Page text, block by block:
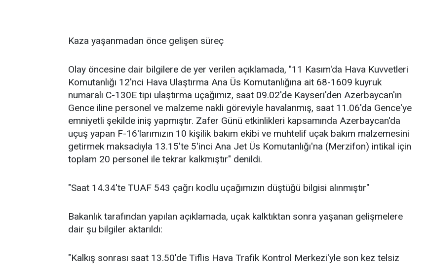
Kaza yaşanmadan önce gelişen süreç
Olay öncesine dair bilgilere de yer verilen açıklamada, "11 Kasım'da Hava Kuvvetleri
Komutanlığı 12'nci Hava Ulaştırma Ana Üs Komutanlığına ait 68-1609 kuyruk
numaralı C-130E tipi ulaştırma uçağımız, saat 09.02'de Kayseri'den Azerbaycan'ın
Gence iline personel ve malzeme nakli göreviyle havalanmış, saat 11.06'da Gence'ye
emniyetli şekilde iniş yapmıştır. Zafer Günü etkinlikleri kapsamında Azerbaycan'da
uçuş yapan F-16'larımızın 10 kişilik bakım ekibi ve muhtelif uçak bakım malzemesini
getirmek maksadıyla 13.15'te 5'inci Ana Jet Üs Komutanlığı'na (Merzifon) intikal için
toplam 20 personel ile tekrar kalkmıştır" denildi.
"Saat 14.34'te TUAF 543 çağrı kodlu uçağımızın düştüğü bilgisi alınmıştır"
Bakanlık tarafından yapılan açıklamada, uçak kalktıktan sonra yaşanan gelişmelere
dair şu bilgiler aktarıldı:
"Kalkış sonrası saat 13.50'de Tiflis Hava Trafik Kontrol Merkezi'yle son kez telsiz